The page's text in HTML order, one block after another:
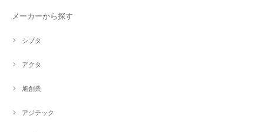
メーカーから探す
シブタ
アクタ
旭創業
アジテック